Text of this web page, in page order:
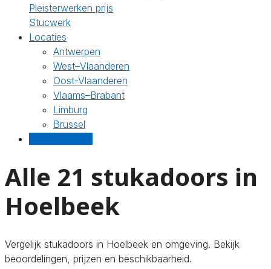
Pleisterwerken prijs
Stucwerk
Locaties
Antwerpen
West–Vlaanderen
Oost-Vlaanderen
Vlaams–Brabant
Limburg
Brussel
Alle 21 stukadoors in
Hoelbeek
Vergelijk stukadoors in Hoelbeek en omgeving. Bekijk
beoordelingen, prijzen en beschikbaarheid.